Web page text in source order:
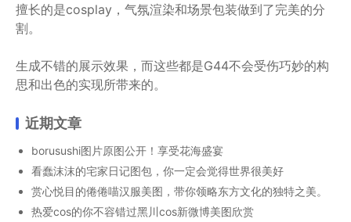
擅长的是cosplay，气氛渲染和场景包装做到了完美的分
割。
生成不错的展示效果，而这些都是G44不会受伤巧妙的构
思和出色的实现所带来的。
近期文章
borusushi图片原图公开！享受花海盛宴
看蠢沫沫的宅家日记图包，你一定会觉得世界很美好
赏心悦目的倦倦喵汉服美图，带你领略东方文化的独特之美。
热爱cos的你不容错过黑川cos新微博美图欣赏